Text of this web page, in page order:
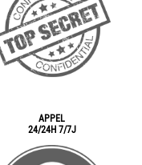
APPEL
24/24H 7/7J